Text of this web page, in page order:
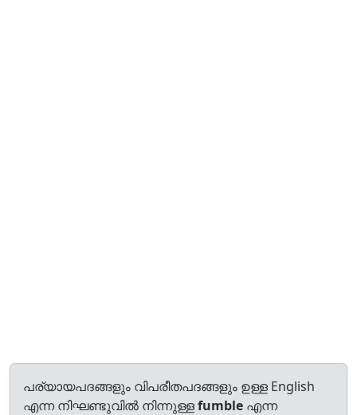
പര്യായപദങ്ങളും വിപരീതപദങ്ങളും ഉള്ള English
എന്ന നിഘണ്ടുവിൽ നിന്നുള്ളfumble എന്ന